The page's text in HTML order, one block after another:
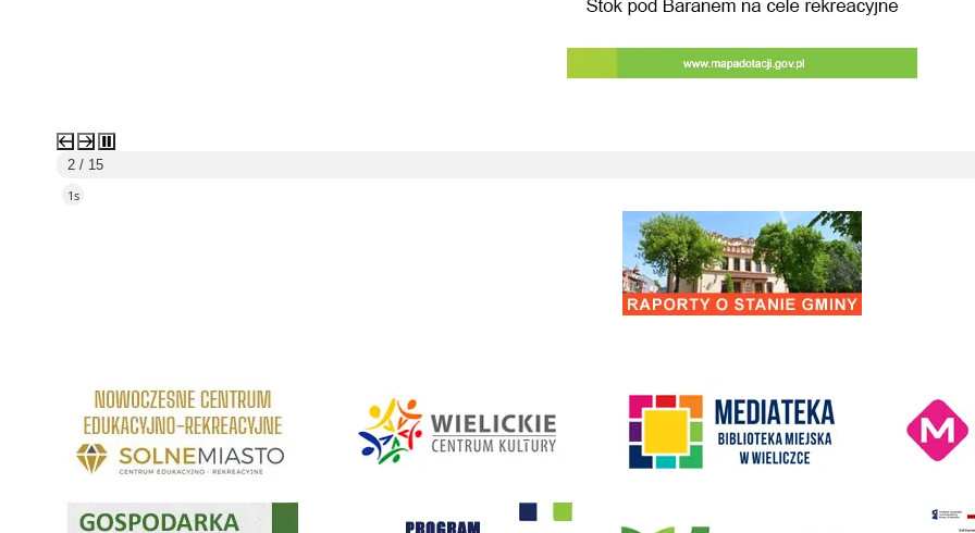
3 / 15
4s
Remont drogi gminnej 560861K ul. Juliusza
link do strony Centrum Edukacyjno Rekreacyjne
Gospodarka odpadami na terenie Miasta i Gminy Wieliczka Realizacja